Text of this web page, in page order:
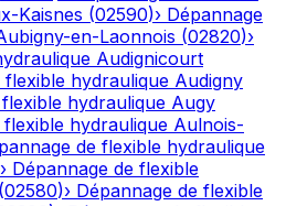
Kaisnes (02590)› Dépannage
en-Laonnois (02820)›
Audignicourt
flexible hydraulique Audigny
hydraulique Augy
flexible hydraulique Aulnois-
de flexible hydraulique
› Dépannage de flexible
(02580)› Dépannage de flexible